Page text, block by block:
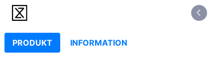
PRODUKT INFORMATION